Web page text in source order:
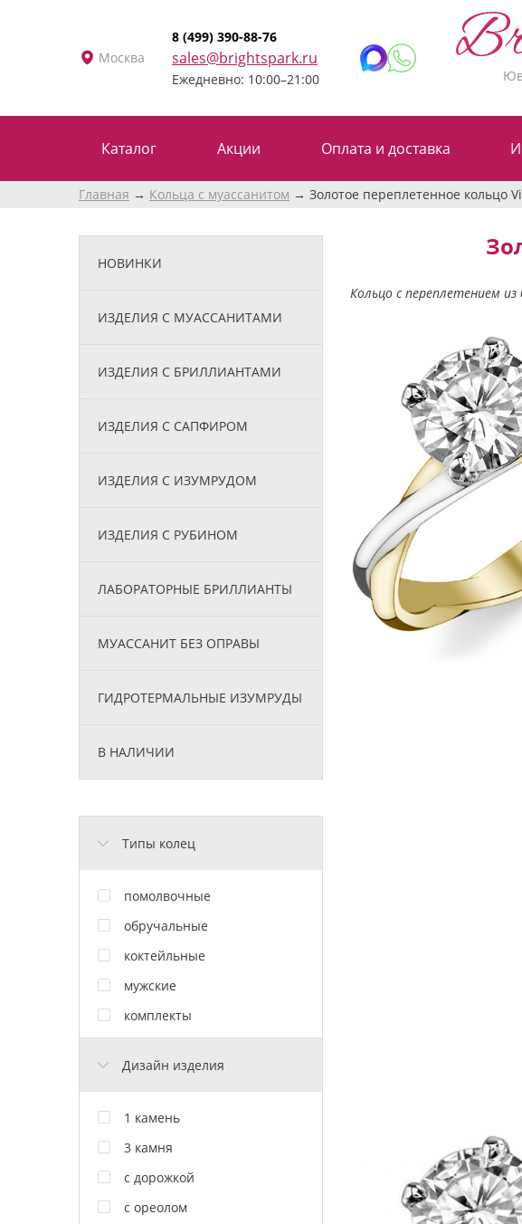
Москва
8 (499) 390-88-76
sales@brightspark.ru
Ежедневно: 10:00–21:00
Каталог Акции Оплата и доставка
Главная Кольца с муассанитом Золотое переплетенное кольцо
НОВИНКИ
ИЗДЕЛИЯ С МУАССАНИТАМИ
ИЗДЕЛИЯ С БРИЛЛИАНТАМИ
ИЗДЕЛИЯ С САПФИРОМ
ИЗДЕЛИЯ С ИЗУМРУДОМ
ИЗДЕЛИЯ С РУБИНОМ
ЛАБОРАТОРНЫЕ БРИЛЛИАНТЫ
МУАССАНИТ БЕЗ ОПРАВЫ
ГИДРОТЕРМАЛЬНЫЕ ИЗУМРУДЫ
В НАЛИЧИИ
Типы колец
помолвочные
обручальные
коктейльные
мужские
комплекты
Дизайн изделия
1 камень
3 камня
с дорожкой
с ореолом
Кольцо с переплетением